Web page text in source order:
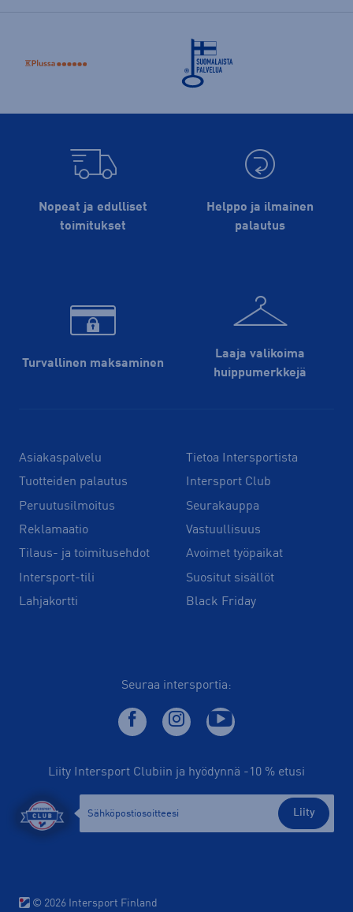
Nopeat ja edulliset
toimitukset
Helppo ja ilmainen
palautus
Turvallinen maksaminen
Laaja valikoima
huippu­merkkejä
Asiakaspalvelu
Tuotteiden palautus
Peruutusilmoitus
Reklamaatio
Tilaus- ja toimitusehdot
Intersport-tili
Lahjakortti
Tietoa Intersportista
Intersport Club
Seurakauppa
Vastuullisuus
Avoimet työpaikat
Suositut sisällöt
Black Friday
Seuraa intersportia:
Liity Intersport Clubiin ja hyödynnä -10 % etusi
Liity
© 2026 Intersport Finland